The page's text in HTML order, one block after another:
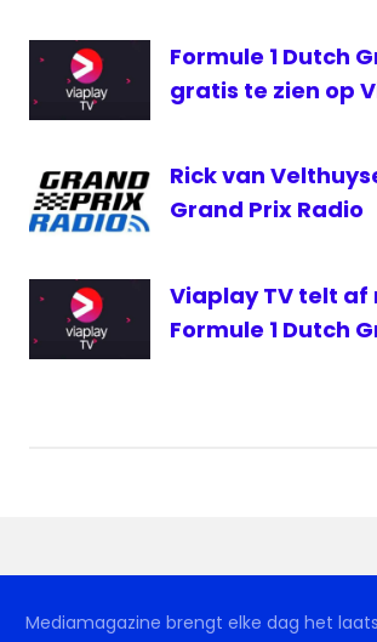
Formule 1 Dutch
gratis te zien op
Rick van
Grand Prix Radio
Viaplay TV telt af
Formule 1 Dutch
Mediamagazine brengt elke dag het